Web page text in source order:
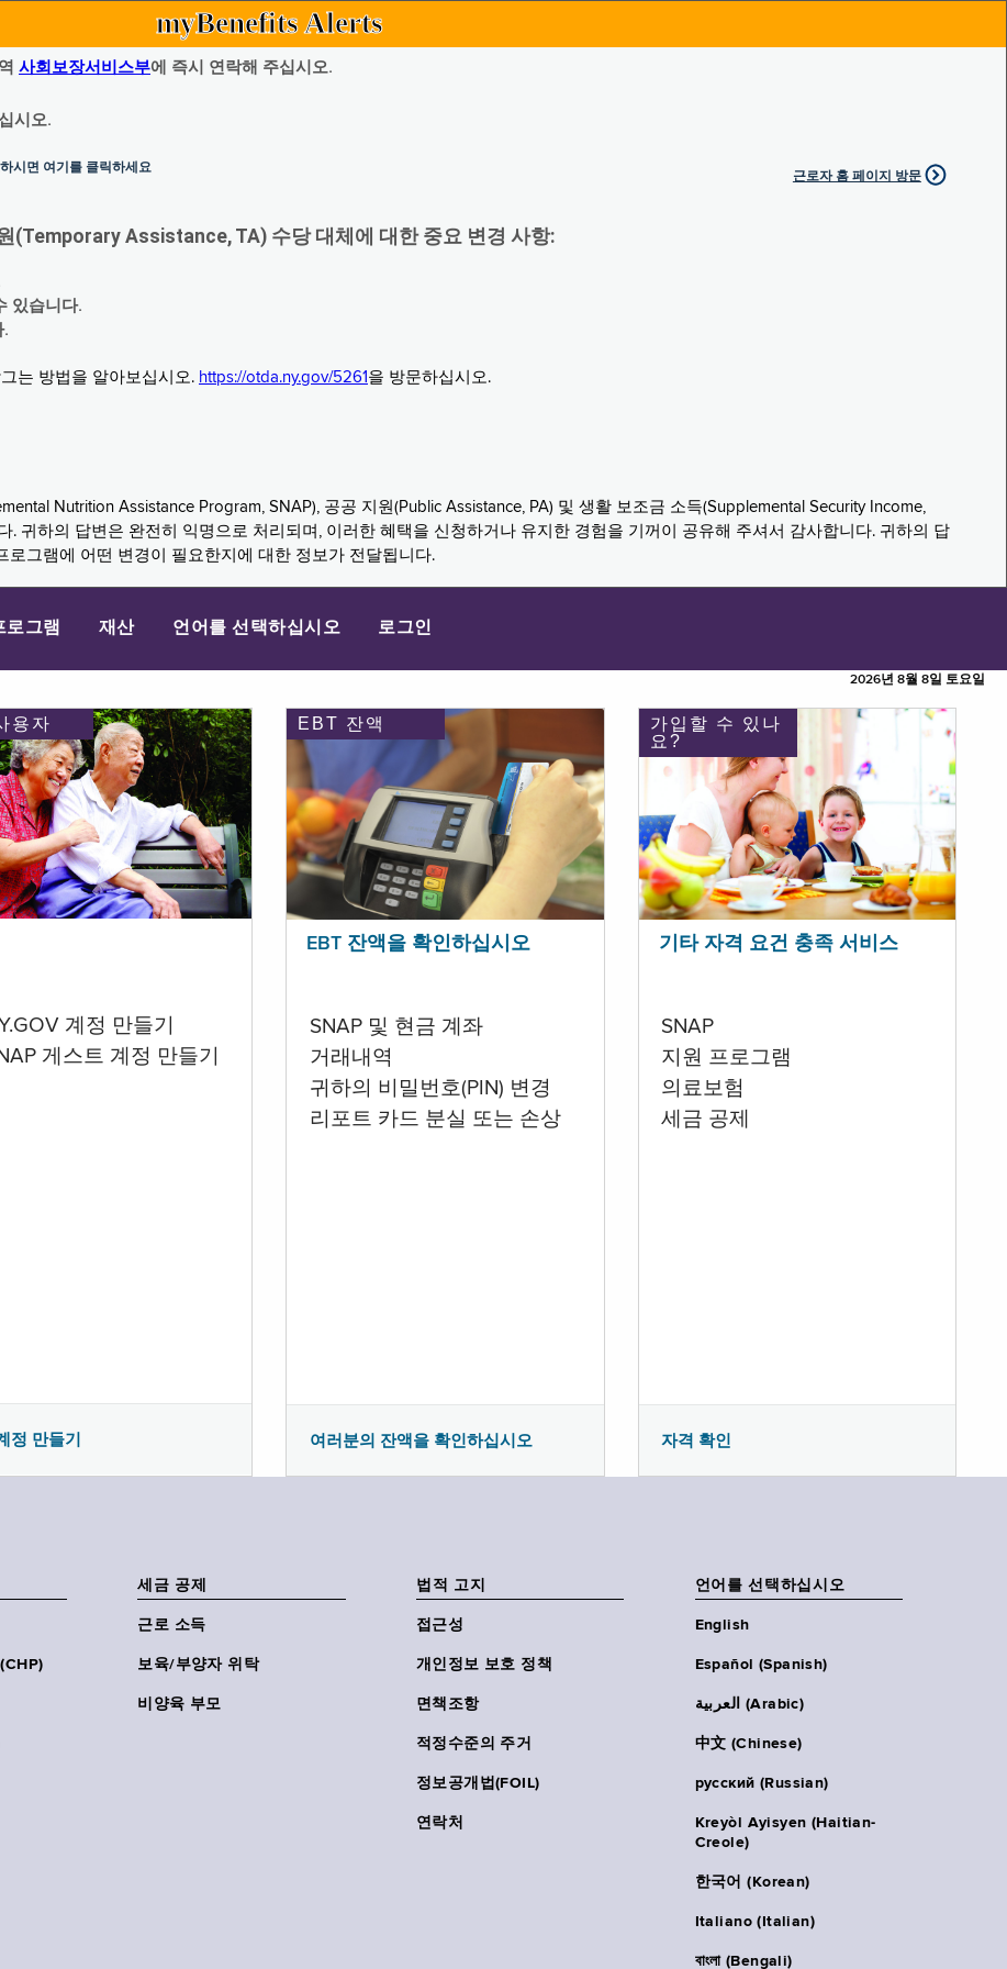
myBenefits Alerts
사회보장서비스부에 즉시 연락해 주십시오.
시오.
시면 여기를 클릭하세요
근로자 홈 페이지 방문
(Temporary Assistance, TA) 수당 대체에 대한 중요 변경 사항:
있습니다.
.
는 방법을 알아보십시오. https://otda.ny.gov/5261 을 방문하십시오.
Nutrition Assistance Program, SNAP), 공공 지원(Public Assistance, PA) 및 생활 보조금 소득(Supplemental Security Income,
. 귀하의 답변은 완전히 익명으로 처리되며, 이러한 혜택을 신청하거나 유지한 경험을 기꺼이 공유해 주셔서 감사합니다. 귀하의 답
그램에 어떤 변경이 필요한지에 대한 정보가 전달됩니다.
로그램 재산 언어를 선택하십시오 로그인
2026년 8월 8일 토요일
용자
계정 만들기
게스트 계정 만들기
정 만들기
EBT 잔액
EBT 잔액을 확인하십시오
SNAP 및 현금 계좌
거래내역
귀하의 비밀번호(PIN) 변경
리포트 카드 분실 또는 손상
여러분의 잔액을 확인하십시오
가입할 수 있나
요?
기타 자격 요건 충족 서비스
SNAP
지원 프로그램
의료보험
세금 공제
자격 확인
세금 공제
근로 소득
보육/부양자 위탁
비양육 부모
법적 고지
접근성
개인정보 보호 정책
면책조항
적정수준의 주거
정보공개법(FOIL)
연락처
언어를 선택하십시오
English
Español (Spanish)
العربية (Arabic)
中文 (Chinese)
русский (Russian)
Kreyòl Ayisyen (Haitian-
Creole)
한국어 (Korean)
Italiano (Italian)
বাংলা (Bengali)